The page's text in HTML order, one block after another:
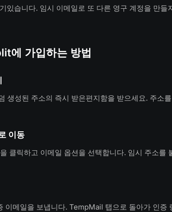
있습니다. 임시 이메일로 또 다른 영구 계정을 만들
에 가입하는 방법
생성된 주소의 즉시 받은편지함을 받으세요. 주소
이동
을 클릭하고 이메일 옵션을 선택합니다. 임시 주소를
이메일을 보냅니다. TempMail 탭으로 돌아가 인증